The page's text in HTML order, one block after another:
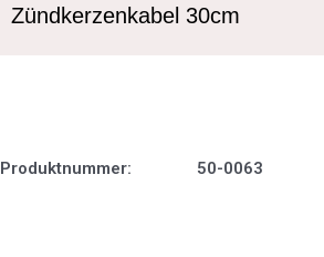
Zündkerzenkabel 30cm
Produktnummer: 50-0063